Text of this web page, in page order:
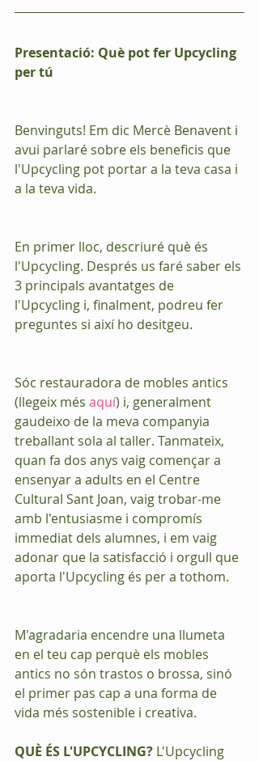
Presentació: Què pot fer Upcycling
per tú
Benvinguts! Em dic Mercè Benavent i
avui parlaré sobre els beneficis que
l'Upcycling pot portar a la teva casa i
a la teva vida.
En primer lloc, descriuré què és
l'Upcycling. Després us faré saber els
3 principals avantatges de
l'Upcycling i, finalment, podreu fer
preguntes si així ho desitgeu.
Sóc restauradora de mobles antics
(llegeix més aquí) i, generalment
gaudeixo de la meva companyia
treballant sola al taller. Tanmateix,
quan fa dos anys vaig començar a
ensenyar a adults en el Centre
Cultural Sant Joan, vaig trobar-me
amb l'entusiasme i compromís
immediat dels alumnes, i em vaig
adonar que la satisfacció i orgull que
aporta l'Upcycling és per a tothom.
M'agradaria encendre una llumeta
en el teu cap perquè els mobles
antics no són trastos o brossa, sinó
el primer pas cap a una forma de
vida més sostenible i creativa.
QUÈ ÉS L'UPCYCLING? L'Upcycling